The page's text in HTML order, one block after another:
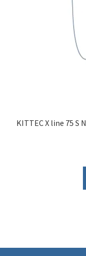
KITTEC X line 75 S